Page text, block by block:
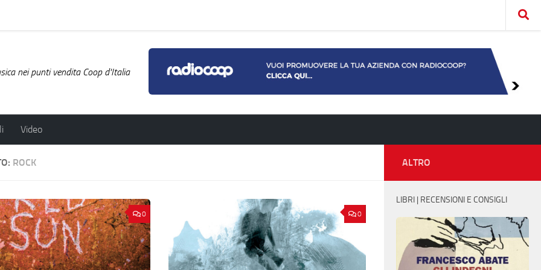
nei punti vendita Coop d'Italia
Video
ROCK
0 0
ALTRO
LIBRI | RECENSIONI E CONSIGLI